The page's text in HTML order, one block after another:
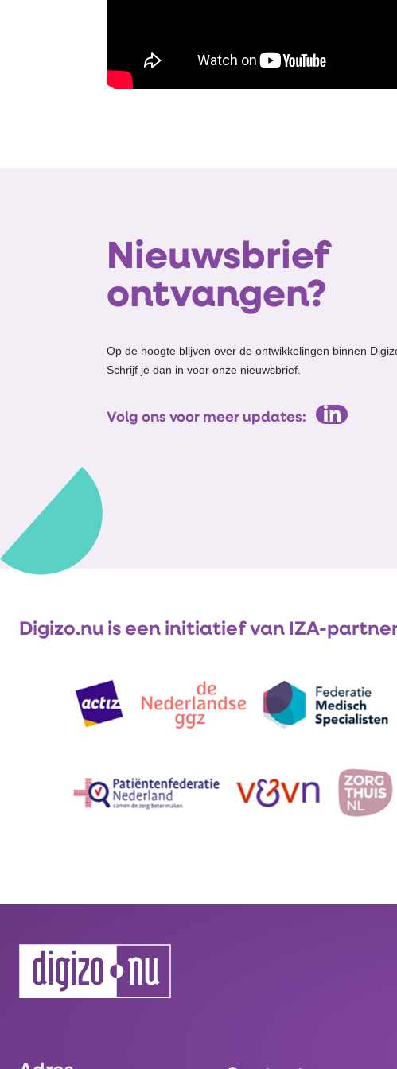
Nieuwsbrief
ontvangen?
Op de hoogte blijven over de ontwikkelingen binnen
Schrijf je dan in voor onze nieuwsbrief.
Volg ons voor meer updates:
Digizo.nu is een initiatief van IZA-